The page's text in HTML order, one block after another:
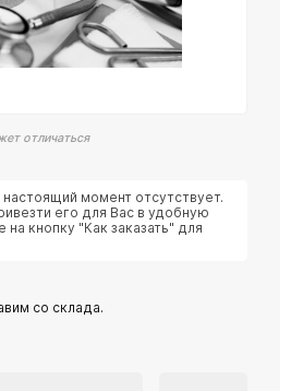
отличаться
момент отсутствует.
его для Вас в удобную
на кнопку "Как заказать" для
со склада.